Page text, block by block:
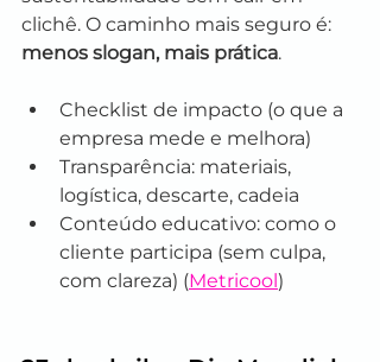
clichê. O caminho mais seguro é:
menos slogan, mais prática.
Checklist de impacto (o que a
empresa mede e melhora)
Transparência: materiais,
logística, descarte, cadeia
Conteúdo educativo: como o
cliente participa (sem culpa,
com clareza) (Metricool )